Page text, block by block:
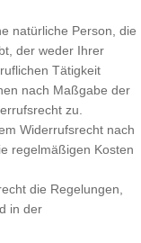
natürliche Person, die
der weder Ihrer
Tätigkeit
nach Maßgabe der
zu.
Widerrufsrecht nach
regelmäßigen Kosten
die Regelungen,
in der